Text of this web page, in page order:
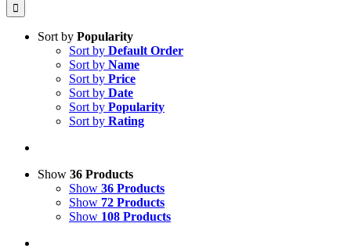
Sort by Popularity
Sort by Default Order
Sort by Name
Sort by Price
Sort by Date
Sort by Popularity
Sort by Rating
Show 36 Products
Show 36 Products
Show 72 Products
Show 108 Products